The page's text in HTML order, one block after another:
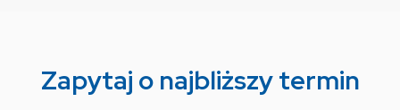
Zapytaj o najbliższy termin